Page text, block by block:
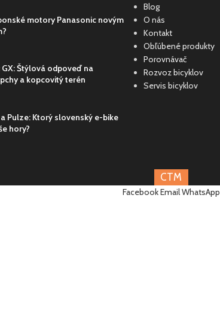
CTM
CTM
CTM
motory Panasonic novým
Štýlová odpoveď na
a kopcovitý terén
Pulze: Ktorý slovenský e-bike
hory?
Blog
O nás
Kontakt
Obľúbené produkty
Porovnávač
Rozvoz bicyklov
Servis bicyklov
FacebookEmailWhatsApp